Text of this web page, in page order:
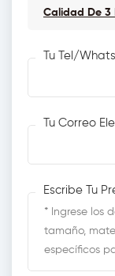
Calidad De 3
Tu Tel/
Tu Correo
Escribe Tu